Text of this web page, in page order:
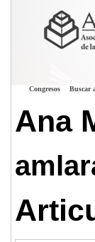
Congresos Buscar
Ana